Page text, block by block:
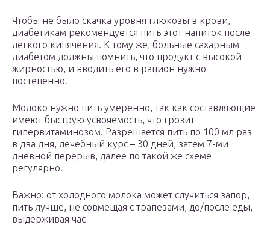
Чтобы не было скачка уровня глюкозы в крови,
диабетикам рекомендуется пить этот напиток после
легкого кипячения. К тому же, больные сахарным
диабетом должны помнить, что продукт с высокой
жирностью, и вводить его в рацион нужно
постепенно.
Молоко нужно пить умеренно, так как составляющие
имеют быструю усвояемость, что грозит
гипервитаминозом. Разрешается пить по 100 мл раз
в два дня, лечебный курс – 30 дней, затем 7-ми
дневной перерыв, далее по такой же схеме
регулярно.
Важно: от холодного молока может случиться запор,
пить лучше, не совмещая с трапезами, до/после еды,
выдерживая час